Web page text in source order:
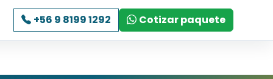
+56 9 8199 1292 Cotizar paquete